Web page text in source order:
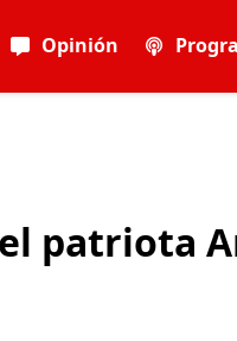
Opinión
patriota